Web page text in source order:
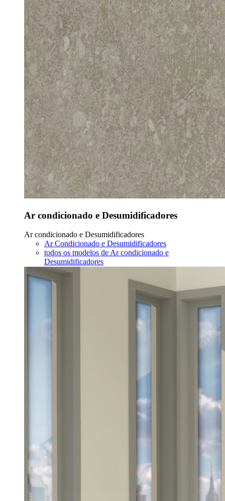
Ar condicionado e Desumidificadores
Ar condicionado e Desumidificadores
Ar Condicionado e Desumidificadores
todos os modelos de Ar condicionado e
Desumidificadores